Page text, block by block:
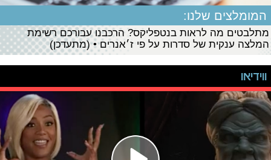
המומלצים שלנו:
מתלבטים מה לראות בנטפליקס? הרכבנו עבורכם רשימת
המלצה ענקית של סדרות על פי ז׳אנרים • (מתעדכן)
ווידיאו